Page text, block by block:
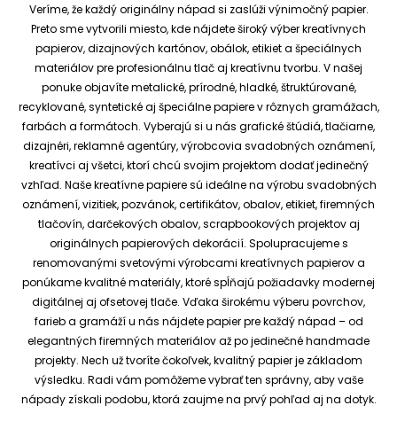
Veríme, že každý originálny nápad si zaslúži výnimočný papier.
Preto sme vytvorili miesto, kde nájdete široký výber kreatívnych
papierov, dizajnových kartónov, obálok, etikiet a špeciálnych
materiálov pre profesionálnu tlač aj kreatívnu tvorbu. V našej
ponuke objavíte metalické, prírodné, hladké, štruktúrované,
recyklované, syntetické aj špeciálne papiere v rôznych gramážach,
farbách a formátoch. Vyberajú si u nás grafické štúdiá, tlačiarne,
dizajnéri, reklamné agentúry, výrobcovia svadobných oznámení,
kreatívci aj všetci, ktorí chcú svojim projektom dodať jedinečný
vzhľad. Naše kreatívne papiere sú ideálne na výrobu svadobných
oznámení, vizitiek, pozvánok, certifikátov, obalov, etikiet, firemných
tlačovín, darčekových obalov, scrapbookových projektov aj
originálnych papierových dekorácií. Spolupracujeme s
renomovanými svetovými výrobcami kreatívnych papierov a
ponúkame kvalitné materiály, ktoré spĺňajú požiadavky modernej
digitálnej aj ofsetovej tlače. Vďaka širokému výberu povrchov,
farieb a gramáží u nás nájdete papier pre každý nápad – od
elegantných firemných materiálov až po jedinečné handmade
projekty. Nech už tvoríte čokoľvek, kvalitný papier je základom
výsledku. Radi vám pomôžeme vybrať ten správny, aby vaše
nápady získali podobu, ktorá zaujme na prvý pohľad aj na dotyk.